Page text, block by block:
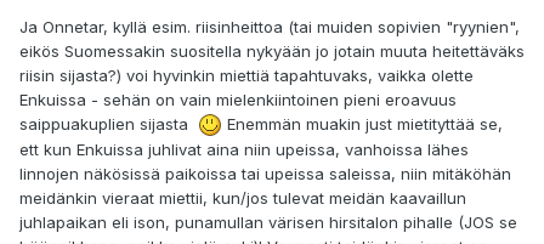
Ja Onnetar, kyllä esim. riisinheittoa (tai muiden sopivien "ryynien",
eikös Suomessakin suositella nykyään jo jotain muuta heitettäväks
riisin sijasta?) voi hyvinkin miettiä tapahtuvaks, vaikka olette
Enkuissa - sehän on vain mielenkiintoinen pieni eroavuus
saippuakuplien sijasta
Enemmän muakin just mietityttää se,
ett kun Enkuissa juhlivat aina niin upeissa, vanhoissa lähes
linnojen näkösissä paikoissa tai upeissa saleissa, niin mitäköhän
meidänkin vieraat miettii, kun/jos tulevat meidän kaavaillun
juhlapaikan eli ison, punamullan värisen hirsitalon pihalle (JOS se